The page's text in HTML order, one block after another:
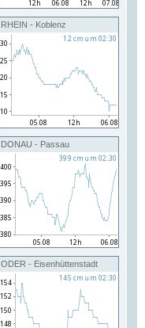
RHEIN - Koblenz
DONAU - Passau
ODER - Eisenhüttenstadt